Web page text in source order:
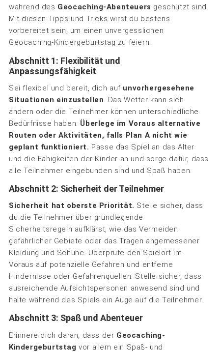
während des Geocaching-Abenteuers geschützt sind.
Mit diesen Tipps und Tricks wirst du bestens
vorbereitet sein, um einen unvergesslichen
Geocaching-Kindergeburtstag zu feiern!
Abschnitt 1: Flexibilität und
Anpassungsfähigkeit
Sei flexibel und bereit, dich auf unvorhergesehene
Situationen einzustellen. Das Wetter kann sich
ändern oder die Teilnehmer können unterschiedliche
Bedürfnisse haben. Überlege im Voraus alternative
Routen oder Aktivitäten, falls Plan A nicht wie
geplant funktioniert. Passe das Spiel an das Alter
und die Fähigkeiten der Kinder an und sorge dafür, dass
alle Teilnehmer eingebunden sind und Spaß haben.
Abschnitt 2: Sicherheit der Teilnehmer
Sicherheit hat oberste Priorität. Stelle sicher, dass
du die Teilnehmer über grundlegende
Sicherheitsregeln aufklärst, wie das Vermeiden
gefährlicher Gebiete oder das Tragen angemessener
Kleidung und Schuhe. Überprüfe den Spielort im
Voraus auf potenzielle Gefahren und entferne
Hindernisse oder Gefahrenquellen. Stelle sicher, dass
ausreichende Aufsichtspersonen anwesend sind und
halte während des Spiels ein Auge auf die Teilnehmer.
Abschnitt 3: Spaß und Abenteuer
Erinnere dich daran, dass der Geocaching-
Kindergeburtstag vor allem ein Spaß- und